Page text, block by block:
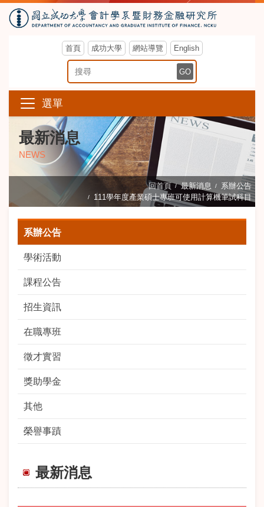
首頁 成功大學 網站導覽 English
搜尋關鍵字 GO
選單
最新消息
NEWS
回首頁 最新消息
系辦公告
111學年度產業碩士專班可使用計算機筆試科目
系辦公告
學術活動
課程公告
招生資訊
在職專班
徵才實習
獎助學金
其他
榮譽事蹟
最新消息